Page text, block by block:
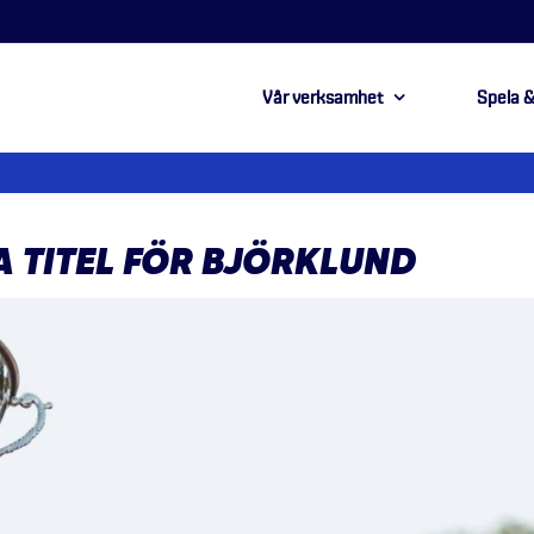
Vår verksamhet Spela
FÖR BJÖRKLUND